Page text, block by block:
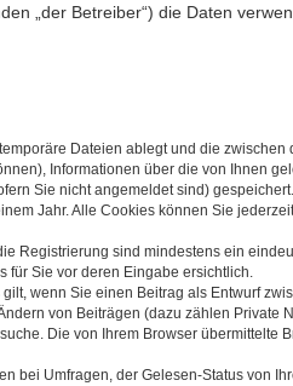
„der Betreiber“) die Daten
Dateien ablegt und die zwischen
Informationen über die von Ihnen
Sie nicht angemeldet sind)
Jahr. Alle Cookies können Sie
Registrierung sind mindestens ein
für Sie vor deren Eingabe ersichtlich.
wenn Sie einen Beitrag als Entwurf
von Beiträgen (dazu zählen Private
Die von Ihrem Browser übermittelte
bei Umfragen, der Gelesen-Status von